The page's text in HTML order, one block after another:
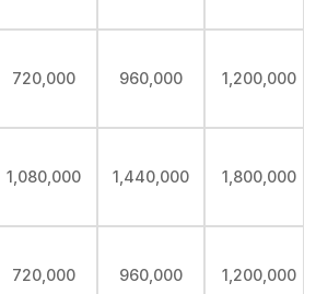
720,000 960,000 1,200,000
1,080,000 1,440,000 1,800,000
720,000 960,000 1,200,000